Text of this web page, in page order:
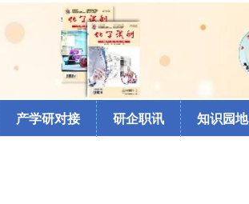
产学研对接 研企职讯 知识园地